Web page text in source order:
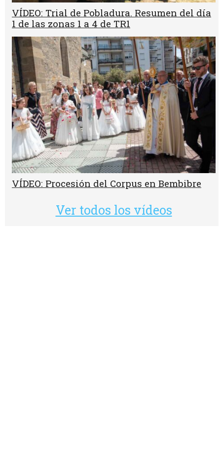
VÍDEO: Trial de Pobladura. Resumen del día
1 de las zonas 1 a 4 de TR1
VÍDEO: Procesión del Corpus en Bembibre
Ver todos los vídeos